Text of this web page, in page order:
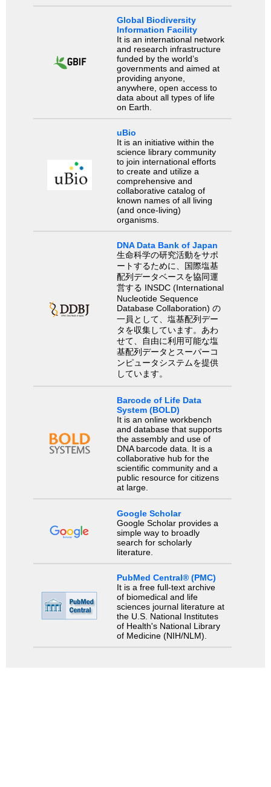
Global Biodiversity
Information Facility
It is an international network
and research infrastructure
funded by the world’s
governments and aimed at
providing anyone,
anywhere, open access to
data about all types of life
on Earth.
uBio
It is an initiative within the
science library community
to join international efforts
to create and utilize a
comprehensive and
collaborative catalog of
known names of all living
(and once-living)
organisms.
DNA Data Bank of Japan
生命科学の研究活動をサポ
ートするために、国際塩基
配列データベースを協同運
営する INSDC (International
Nucleotide Sequence
Database Collaboration) の
一員として、塩基配列デー
タを収集しています。あわ
せて、自由に利用可能な塩
基配列データとスーパーコ
ンピュータシステムを提供
しています。
Barcode of Life Data
System (BOLD)
It is an online workbench
and database that supports
the assembly and use of
DNA barcode data. It is a
collaborative hub for the
scientific community and a
public resource for citizens
at large.
Google Scholar
Google Scholar provides a
simple way to broadly
search for scholarly
literature.
PubMed Central® (PMC)
It is a free full-text archive
of biomedical and life
sciences journal literature at
the U.S. National Institutes
of Health's National Library
of Medicine (NIH/NLM).